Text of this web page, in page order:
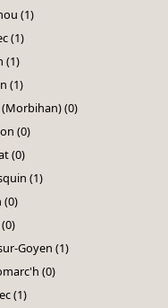
(1)
(1)
(1)
(1)
(0)
(0)
(0)
(1)
(0)
Goyen (1)
(0)
(1)